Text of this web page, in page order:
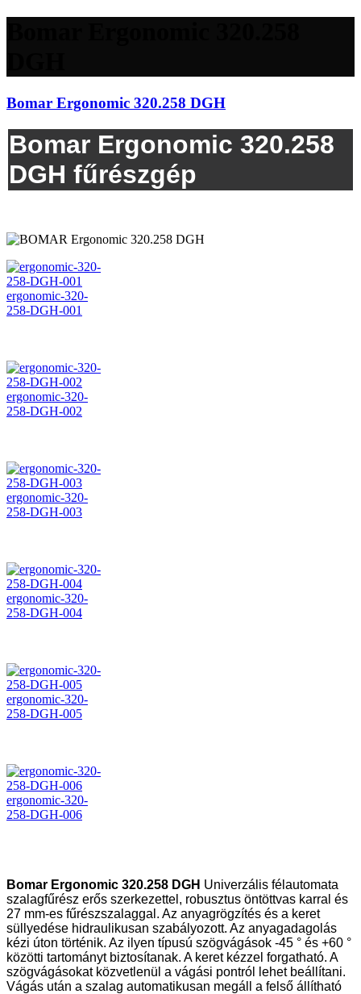
Bomar Ergonomic 320.258 DGH
Bomar Ergonomic 320.258
DGH fűrészgép
ergonomic-320-
258-DGH-001
ergonomic-320-
258-DGH-002
ergonomic-320-
258-DGH-003
ergonomic-320-
258-DGH-004
ergonomic-320-
258-DGH-005
ergonomic-320-
258-DGH-006
Bomar Ergonomic 320.258 DGH Univerzális félautomata
szalagfűrész erős szerkezettel, robusztus öntöttvas karral és
27 mm-es fűrészszalaggal. Az anyagrögzítés és a keret
süllyedése hidraulikusan szabályozott. Az anyagadagolás
kézi úton történik. Az ilyen típusú szögvágások -45 ° és +60 °
közötti tartományt biztosítanak. A keret kézzel forgatható. A
szögvágásokat közvetlenül a vágási pontról lehet beállítani.
Vágás után a szalag automatikusan megáll a felső állítható